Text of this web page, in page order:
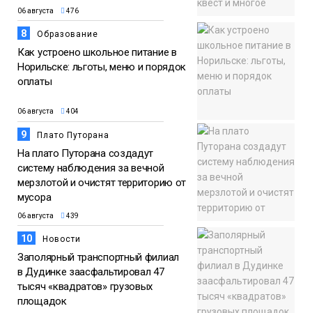
06 августа 476
8 Образование
Как устроено школьное питание в
Норильске: льготы, меню и порядок
оплаты
06 августа 404
9 Плато Путорана
На плато Путорана создадут
систему наблюдения за вечной
мерзлотой и очистят территорию от
мусора
06 августа 439
10 Новости
Заполярный транспортный филиал
в Дудинке заасфальтировал 47
тысяч «квадратов» грузовых
площадок